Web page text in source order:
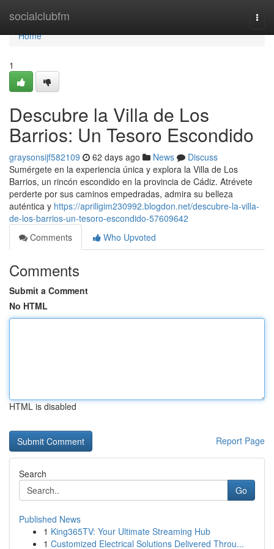
socialclubfm
Home
Home
1
Descubre la Villa de Los
Barrios: Un Tesoro Escondido
graysonsijf582109 62 days ago News
Discuss
Sumérgete en la experiencia única y explora la Villa de Los
Barrios, un rincón escondido en la provincia de Cádiz. Atrévete
perderte por sus caminos empedradas, admira su belleza
auténtica y https://apriligim230992.blogdon.net/descubre-la-villa-
de-los-barrios-un-tesoro-escondido-57609642
Comments
Who Upvoted
Comments
Submit a Comment
No HTML
HTML is disabled
Report Page
Search
Go
Published News
1 King365TV: Your Ultimate Streaming Hub
1 Customized Electrical Solutions Delivered Throu...